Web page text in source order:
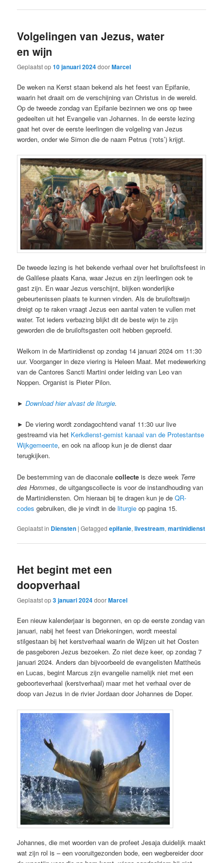
Volgelingen van Jezus, water
en wijn
Geplaatst op10 januari 2024doorMarcel
De weken na Kerst staan bekend als het feest van Epifanie,
waarin het draait om de verschijning van Christus in de wereld.
Op de tweede zondag van Epifanie bezinnen we ons op twee
gedeelten uit het Evangelie van Johannes. In de eerste lezing
gaat het over de eerste leerlingen die volgeling van Jezus
worden, onder wie Simon die de naam Petrus (‘rots’) krijgt.
De tweede lezing is het bekende verhaal over het bruiloftsfeest in
de Galilese plaats Kana, waar Jezus en zijn leerlingen ook te
gast zijn. En waar Jezus verschijnt, blijken wonderlijke
gebeurtenissen plaats te kunnen vinden. Als de bruiloftswijn
dreigt op te raken vraagt Jezus een aantal vaten te vullen met
water. Tot ieders verbazing blijkt dit de beste wijn te zijn
geworden die de bruiloftsgasten ooit hebben geproefd.
Welkom in de Martinidienst op zondag 14 januari 2024 om 11:30
uur. Voorganger in deze viering is Heleen Maat. Met medewerking
van de Cantores Sancti Martini onder leiding van Leo van
Noppen. Organist is Pieter Pilon.
►Download hier alvast de liturgie.
► De viering wordt zondagochtend vanaf 11:30 uur live
gestreamd via het Kerkdienst-gemist kanaal van de Protestantse
Wijkgemeente, en ook na afloop kun je de dienst daar
terugkijken.
De bestemming van de diaconalecollecte is deze week Terre
des Hommes, de uitgangscollecte is voor de instandhouding van
de Martinidiensten. Om hieraan bij te dragen kun je deQR-
codes gebruiken, die je vindt in deliturgie op pagina 15.
Geplaatst in Diensten |Getagged epifanie,livestream,martinidienst
Het begint met een
doopverhaal
Geplaatst op3 januari 2024doorMarcel
Een nieuw kalenderjaar is begonnen, en op de eerste zondag van
januari, nabij het feest van Driekoningen, wordt meestal
stilgestaan bij het kerstverhaal waarin de Wijzen uit het Oosten
de pasgeboren Jezus bezoeken. Zo niet deze keer, op zondag 7
januari 2024. Anders dan bijvoorbeeld de evangelisten Mattheüs
en Lucas, begint Marcus zijn evangelie namelijk niet met een
geboorteverhaal (kerstverhaal) maar met het verhaal over de
doop van Jezus in de rivier Jordaan door Johannes de Doper.
Johannes, die met woorden van de profeet Jesaja duidelijk maakt
wat zijn rol is – een vooruitgezonden bode, een wegbereider door